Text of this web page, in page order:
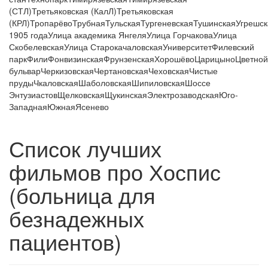
(СТЛ)Третьяковская (КалЛ)Третьяковская
(КРЛ)ТропарёвоТрубнаяТульскаяТургеневскаяТушинская
1905 годаУлица академика ЯнгеляУлица ГорчаковаУлица
СкобелевскаяУлица СтарокачаловскаяУниверситетФилевский
паркФилиФонвизинскаяФрунзенскаяХорошёвоЦарицыноЦветной
бульварЧеркизовскаяЧертановскаяЧеховскаяЧистые
прудыЧкаловскаяШаболовскаяШипиловскаяШоссе
ЭнтузиастовЩелковскаяЩукинскаяЭлектрозаводскаяЮго-
ЗападнаяЮжнаяЯсенево
Список лучших
фильмов про Хоспис
(больница для
безнадежных
пациентов)